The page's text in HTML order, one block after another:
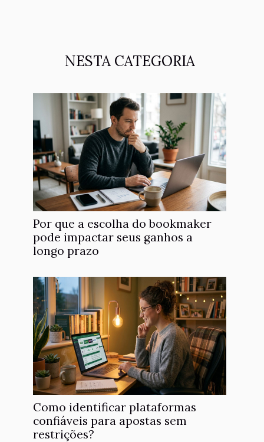
NESTA CATEGORIA
Por que a escolha do bookmaker
pode impactar seus ganhos a
longo prazo
Como identificar plataformas
confiáveis para apostas sem
restrições?